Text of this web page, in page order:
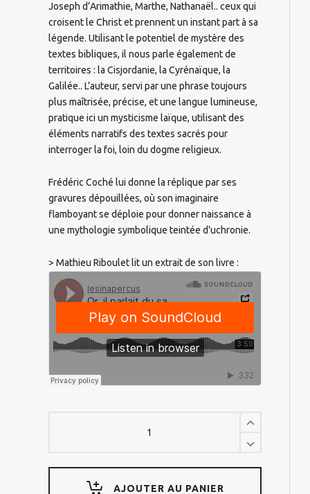
Joseph d’Arimathie, Marthe, Nathanaël.. ceux qui
croisent le Christ et prennent un instant part à sa
légende. Utilisant le potentiel de mystère des
textes bibliques, il nous parle également de
territoires : la Cisjordanie, la Cyrénaïque, la
Galilée.. L’auteur, servi par une phrase toujours
plus maîtrisée, précise, et une langue lumineuse,
pratique ici un mysticisme laïque, utilisant des
éléments narratifs des textes sacrés pour
interroger la foi, loin du dogme religieux.
Frédéric Coché lui donne la réplique par ses
gravures dépouillées, où son imaginaire
flamboyant se déploie pour donner naissance à
une mythologie symbolique teintée d’uchronie.
> Mathieu Riboulet lit un extrait de son livre :
AJOUTER AU PANIER